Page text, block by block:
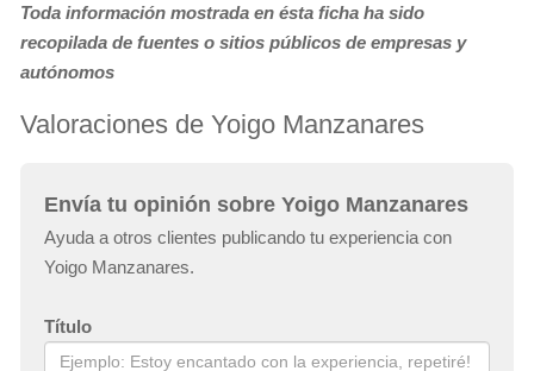
Toda información mostrada en ésta ficha ha sido
recopilada de fuentes o sitios públicos de empresas y
autónomos
Valoraciones de Yoigo Manzanares
Envía tu opinión sobre Yoigo Manzanares
Ayuda a otros clientes publicando tu experiencia con
Yoigo Manzanares.
Título